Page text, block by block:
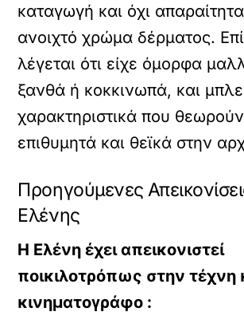
καταγωγή και όχι
ανοιχτό χρώμα δέρματος.
λέγεται ότι είχε όμορφα
ξανθά ή κοκκινωπά, και μπλε
χαρακτηριστικά που
επιθυμητά και θεϊκά στην
Προηγούμενες
Ελένης
Η Ελένη έχει απεικονιστεί
ποικιλοτρόπως στην τέχνη
κινηματογράφο :